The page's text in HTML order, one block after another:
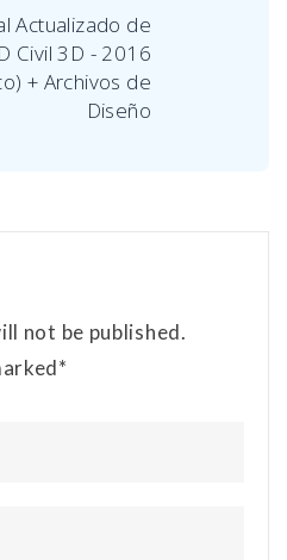
Actualizado de
Civil 3D - 2016
+ Archivos de
Diseño
not be published.